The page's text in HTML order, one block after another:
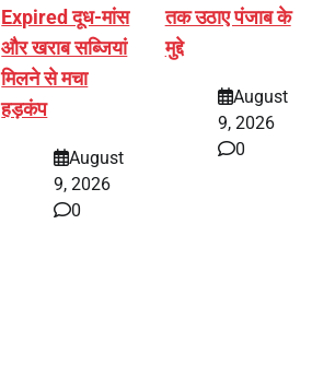
Expired दूध-मांस
और खराब सब्जियां
मिलने से मचा
हड़कंप
August
9, 2026
0
तक उठाए पंजाब के
मुद्दे
August
9, 2026
0